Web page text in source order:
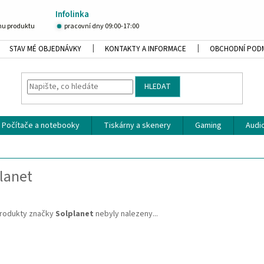
Infolinka
produktu pracovní dny 09:00-17:00
STAV MÉ OBJEDNÁVKY KONTAKTY A INFORMACE OBCHODNÍ
HLEDAT
Počítače a notebooky Tiskárny a skenery Gaming
značky Solplanet nebyly nalezeny...